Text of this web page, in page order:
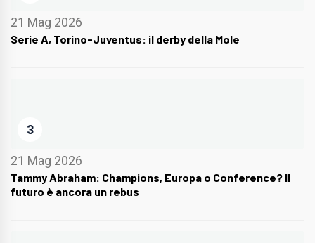
21 Mag 2026
Serie A, Torino-Juventus: il derby della Mole
3
21 Mag 2026
Tammy Abraham: Champions, Europa o Conference? Il
futuro è ancora un rebus